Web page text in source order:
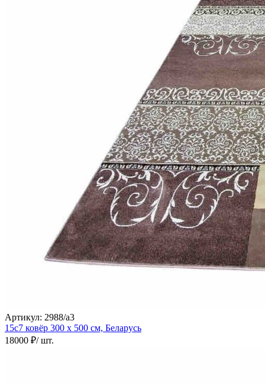
Артикул: 2988/a3
15с7 ковёр 300 х 500 см, Беларусь
18000 ₽/ шт.